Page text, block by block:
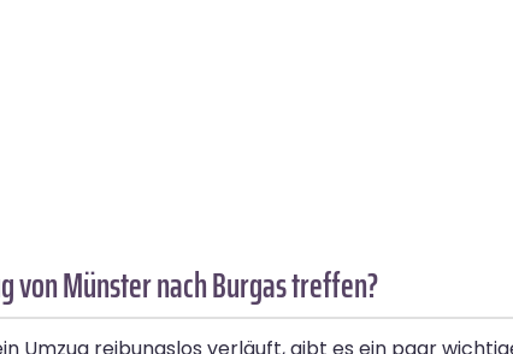
von Münster nach Burgas treffen?